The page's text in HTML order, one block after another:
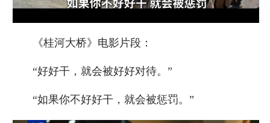
《桂河大桥》电影片段：
“好好干，就会被好好对待。”
“如果你不好好干，就会被惩罚。”